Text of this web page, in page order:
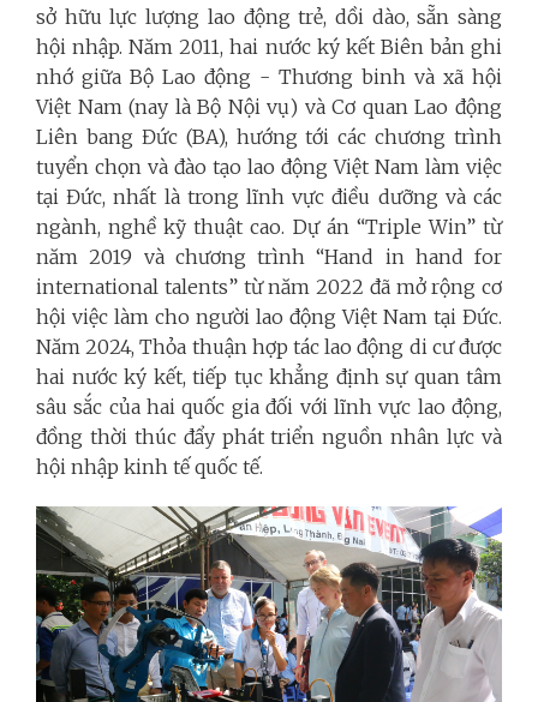
sở hữu lực lượng lao động trẻ, dồi dào, sẵn sàng
hội nhập. Năm 2011, hai nước ký kết Biên bản ghi
nhớ giữa Bộ Lao động - Thương binh và xã hội
Việt Nam (nay là Bộ Nội vụ) và Cơ quan Lao động
Liên bang Đức (BA), hướng tới các chương trình
tuyển chọn và đào tạo lao động Việt Nam làm việc
tại Đức, nhất là trong lĩnh vực điều dưỡng và các
ngành, nghề kỹ thuật cao. Dự án “Triple Win” từ
năm 2019 và chương trình “Hand in hand for
international talents” từ năm 2022 đã mở rộng cơ
hội việc làm cho người lao động Việt Nam tại Đức.
Năm 2024, Thỏa thuận hợp tác lao động di cư được
hai nước ký kết, tiếp tục khẳng định sự quan tâm
sâu sắc của hai quốc gia đối với lĩnh vực lao động,
đồng thời thúc đẩy phát triển nguồn nhân lực và
hội nhập kinh tế quốc tế.